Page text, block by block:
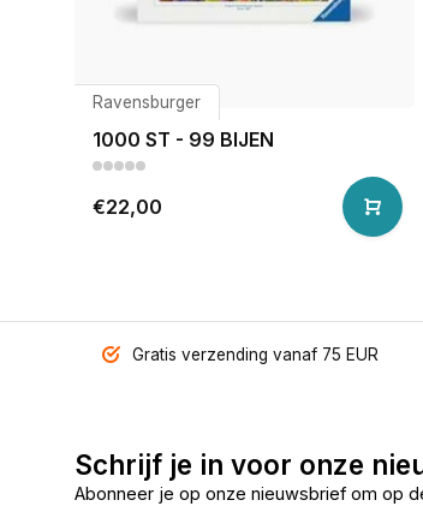
Ravensburger
1000 ST - 99 BIJEN
€22,00
Gratis verzending vanaf 75 EUR
Schrijf je in voor onze
Abonneer je op onze nieuwsbrief om op